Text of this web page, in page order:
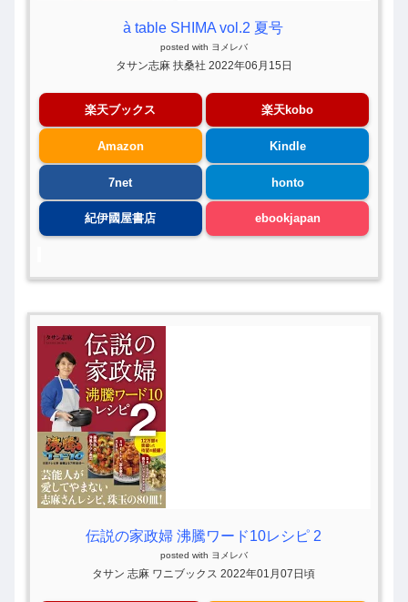
à table SHIMA vol.2 夏号
posted with ヨメレバ
タサン志麻 扶桑社 2022年06月15日
楽天ブックス 楽天kobo
Amazon Kindle
7net honto
紀伊國屋書店 ebookjapan
伝説の家政婦 沸騰ワード10レシピ 2
posted with ヨメレバ
タサン 志麻 ワニブックス 2022年01月07日頃